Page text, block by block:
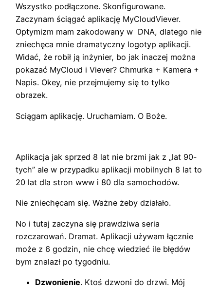
Wszystko podłączone. Skonfigurowane.
Zaczynam ściągać aplikację MyCloudViever.
Optymizm mam zakodowany w DNA, dlatego nie
zniechęca mnie dramatyczny logotyp aplikacji.
Widać, że robił ją inżynier, bo jak inaczej można
pokazać MyCloud i Viever? Chmurka + Kamera +
Napis. Okey, nie przejmujemy się to tylko
obrazek.
Sciągam aplikację. Uruchamiam. O Boże.
Aplikacja jak sprzed 8 lat nie brzmi jak z „lat 90-
tych” ale w przypadku aplikacji mobilnych 8 lat to
20 lat dla stron www i 80 dla samochodów.
Nie zniechęcam się. Ważne żeby działało.
No i tutaj zaczyna się prawdziwa seria
rozczarowań. Dramat. Aplikacji używam łącznie
może z 6 godzin, nie chcę wiedzieć ile błędów
bym znalazł po tygodniu.
Dzwonienie. Ktoś dzwoni do drzwi. Mój